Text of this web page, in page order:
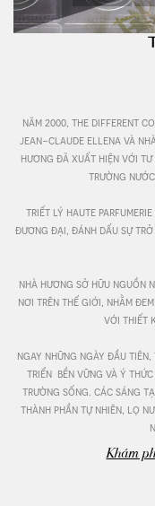
năm 2000, the different
jean-claude ellena và
hương đã xuất hiện với
trường nước
triết lý haute parfumerie
đương đại, đánh dấu sự
nhà hương sở hữu nguồn
nơi trên thế giới, nhằm
với thiết
ngay những ngày đầu
triển  bền vững và ý
trường sống. các sáng
thành phần tự nhiên, lọ
Khám